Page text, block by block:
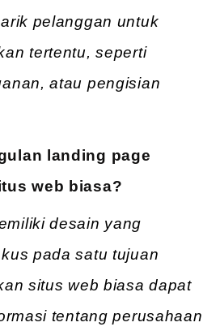
pelanggan untuk
tertentu, seperti
atau pengisian
landing page
web biasa?
desain yang
pada satu tujuan
situs web biasa dapat
tentang perusahaan